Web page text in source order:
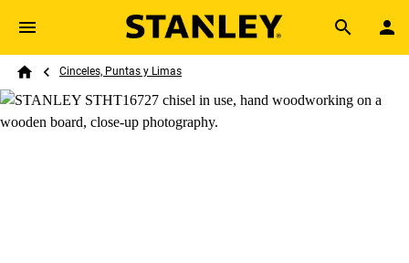
Skip to main content
Search
Breadcrumb
Cinceles, Puntas y Limas